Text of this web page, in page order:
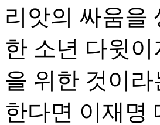
리앗의 싸움을
한 소년 다윗
을 위한 것이
한다면 이재명